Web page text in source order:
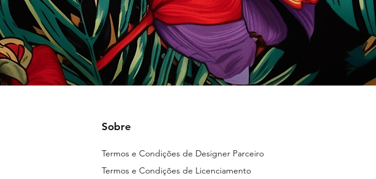
Sobre
Termos e Condições de Designer Parceiro
Termos e Condições de Licenciamento